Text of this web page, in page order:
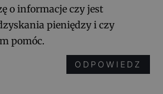
o informacje czy jest
pieniędzy i czy
pomóc.
ODPOWIEDZ